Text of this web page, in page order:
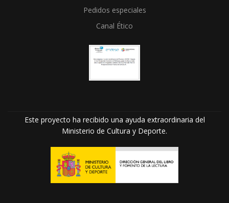
Pedidos especiales
Canal Ético
Este proyecto ha recibido una ayuda extraordinaria del
Ministerio de Cultura y Deporte.